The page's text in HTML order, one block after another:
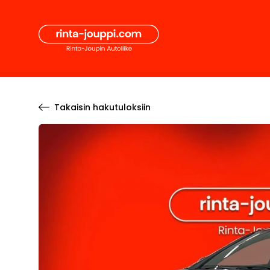
sisältöön
Takaisin hakutuloksiin